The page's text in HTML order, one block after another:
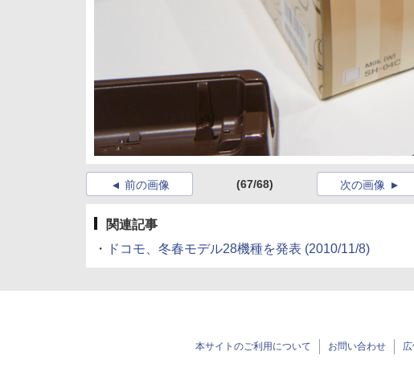
前の画像 (67/68) 次の画像
関連記事
・
ドコモ、冬春モデル28機種を発表 (2010/11/8)
本サイトのご利用について お問い合わせ